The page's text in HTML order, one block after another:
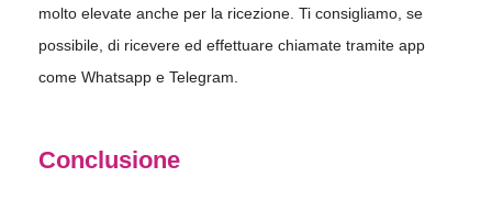
molto elevate anche per la ricezione. Ti consigliamo, se
possibile, di ricevere ed effettuare chiamate tramite app
come Whatsapp e Telegram.
Conclusione